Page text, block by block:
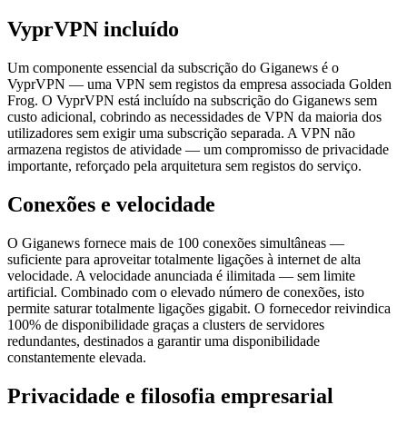
VyprVPN incluído
Um componente essencial da subscrição do Giganews é o
VyprVPN — uma VPN sem registos da empresa associada Golden
Frog. O VyprVPN está incluído na subscrição do Giganews sem
custo adicional, cobrindo as necessidades de VPN da maioria dos
utilizadores sem exigir uma subscrição separada. A VPN não
armazena registos de atividade — um compromisso de privacidade
importante, reforçado pela arquitetura sem registos do serviço.
Conexões e velocidade
O Giganews fornece mais de 100 conexões simultâneas —
suficiente para aproveitar totalmente ligações à internet de alta
velocidade. A velocidade anunciada é ilimitada — sem limite
artificial. Combinado com o elevado número de conexões, isto
permite saturar totalmente ligações gigabit. O fornecedor reivindica
100% de disponibilidade graças a clusters de servidores
redundantes, destinados a garantir uma disponibilidade
constantemente elevada.
Privacidade e filosofia empresarial